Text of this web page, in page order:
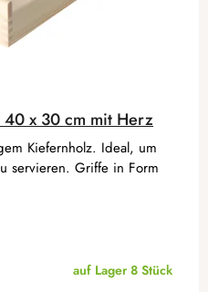
x 30 cm mit Herz
auf Lager 8 Stück
Kiefernholz. Ideal, um
servieren. Griffe in Form